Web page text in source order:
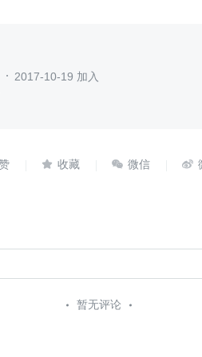
2017-10-19 加入
  
暂无评论